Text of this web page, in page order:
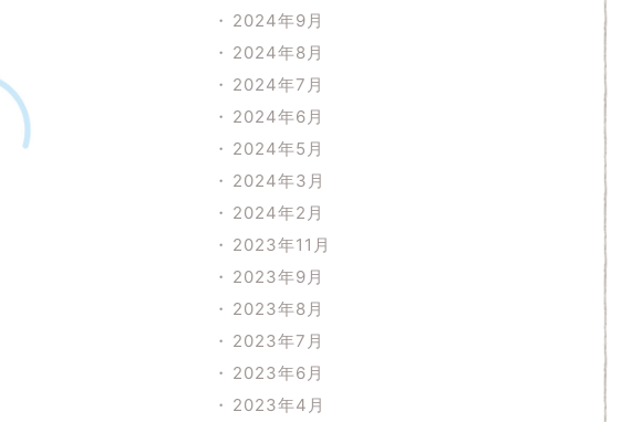
2024年9月
2024年8月
2024年7月
2024年6月
2024年5月
2024年3月
2024年2月
2023年11月
2023年9月
2023年8月
2023年7月
2023年6月
2023年4月